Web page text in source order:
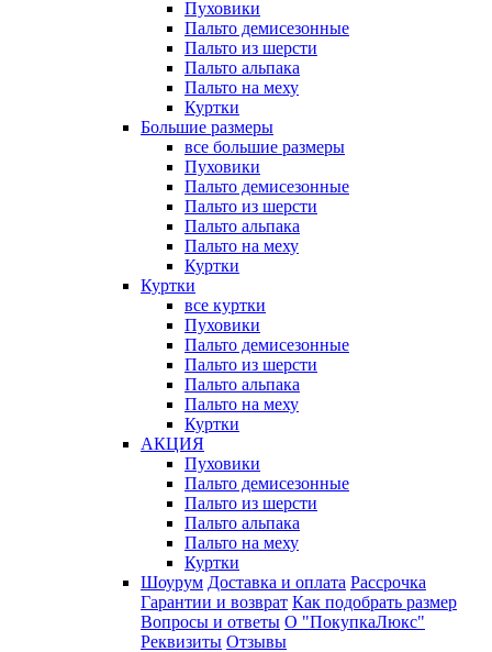
Пуховики
Пальто демисезонные
Пальто из шерсти
Пальто альпака
Пальто на меху
Куртки
Большие размеры
все большие размеры
Пуховики
Пальто демисезонные
Пальто из шерсти
Пальто альпака
Пальто на меху
Куртки
Куртки
все куртки
Пуховики
Пальто демисезонные
Пальто из шерсти
Пальто альпака
Пальто на меху
Куртки
АКЦИЯ
Пуховики
Пальто демисезонные
Пальто из шерсти
Пальто альпака
Пальто на меху
Куртки
Шоурум Доставка и оплата Рассрочка
Гарантии и возврат Как подобрать размер
Вопросы и ответы О "ПокупкаЛюкс"
Реквизиты Отзывы